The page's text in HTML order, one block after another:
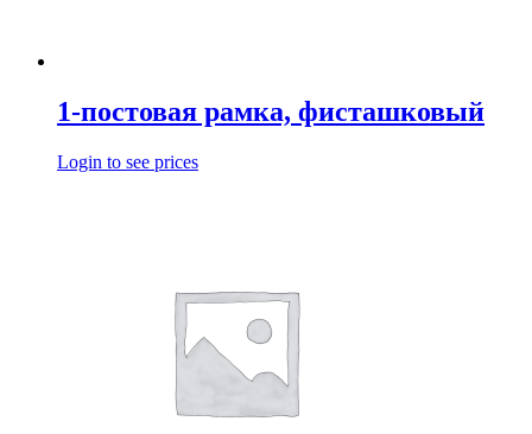
1-постовая рамка, фисташковый
Login to see prices